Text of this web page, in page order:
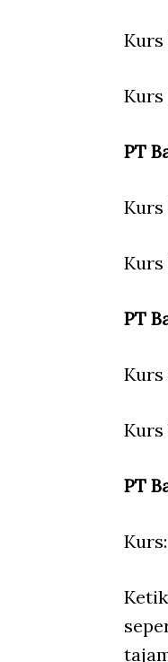
Kurs
Kurs
PT
Kurs
Kurs
PT
Kurs
Kurs
PT